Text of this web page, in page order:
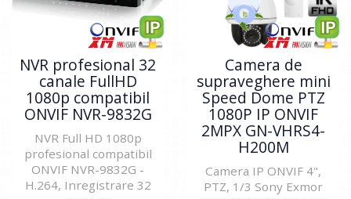
NVR profesional 32
canale FullHD
1080p compatibil
ONVIF NVR-9832G
NVR Full HD 1080p
profesional compatibil
ONVIF NVR-9832G -
H.264, Inregistrare 32
Camera de
supraveghere mini
Speed Dome PTZ
1080P IP ONVIF
2MPX GN-VHRS4-
H200M
Camera IP ONVIF 4",
PTZ, 1/3 Sony Exmor